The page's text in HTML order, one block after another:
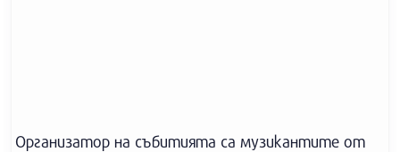
Организатор на събитията са музикантите от